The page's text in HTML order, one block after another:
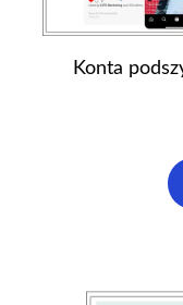
Konta